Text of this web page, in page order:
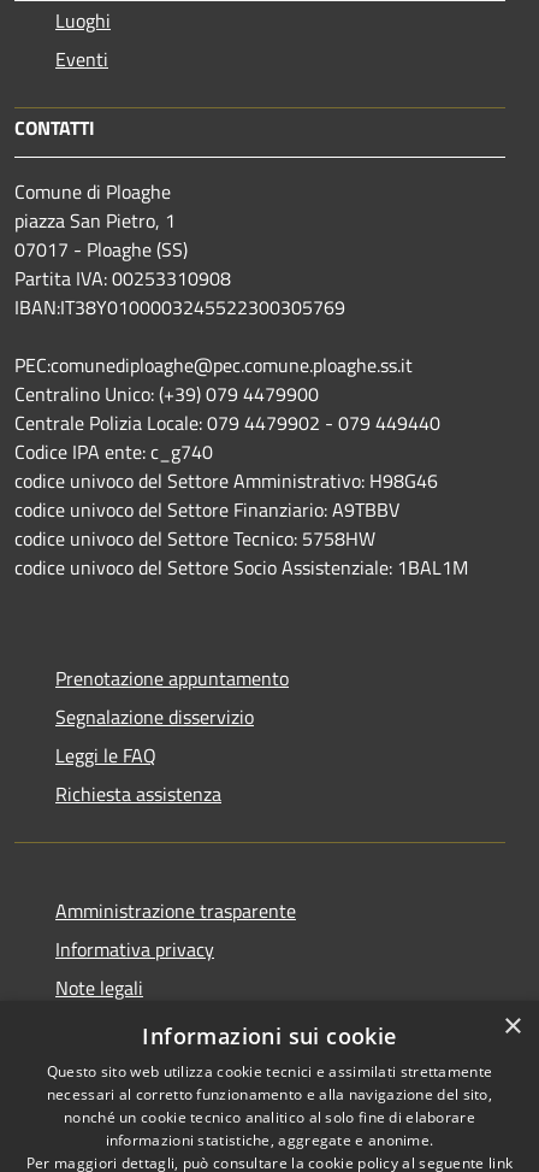
Luoghi
Eventi
CONTATTI
Comune di Ploaghe
piazza San Pietro, 1
07017 - Ploaghe (SS)
Partita IVA: 00253310908
IBAN:IT38Y0100003245522300305769
PEC:comunediploaghe@pec.comune.ploaghe.ss.it
Centralino Unico: (+39) 079 4479900
Centrale Polizia Locale: 079 4479902 - 079 449440
Codice IPA ente: c_g740
codice univoco del Settore Amministrativo: H98G46
codice univoco del Settore Finanziario: A9TBBV
codice univoco del Settore Tecnico: 5758HW
codice univoco del Settore Socio Assistenziale: 1BAL1M
Prenotazione appuntamento
Segnalazione disservizio
Leggi le FAQ
Richiesta assistenza
Amministrazione trasparente
Informativa privacy
Note legali
Dichiarazione di accessibilità
Copyright © 2026 • Comune di
×
Informazioni sui cookie
Questo sito web utilizza cookie tecnici e assimilati strettamente
necessari al corretto funzionamento e alla navigazione del sito,
nonché un cookie tecnico analitico al solo fine di elaborare
informazioni statistiche, aggregate e anonime.
Per maggiori dettagli, può consultare la cookie policy al seguente link